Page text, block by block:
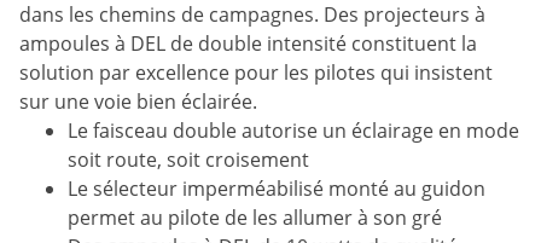
dans les chemins de campagnes. Des projecteurs à
ampoules à DEL de double intensité constituent la
solution par excellence pour les pilotes qui insistent
sur une voie bien éclairée.
Le faisceau double autorise un éclairage en mode
soit route, soit croisement
Le sélecteur imperméabilisé monté au guidon
permet au pilote de les allumer à son gré